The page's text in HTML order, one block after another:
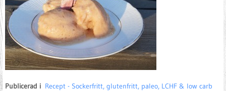
Publicerad i Recept - Sockerfritt, glutenfritt, paleo, LCHF & low carb